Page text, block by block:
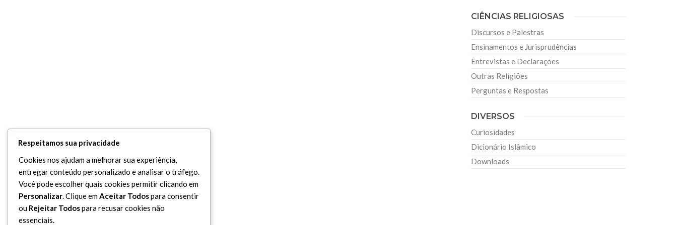
CIÊNCIAS RELIGIOSAS
Discursos e Palestras
Ensinamentos e Jurisprudências
Entrevistas e Declarações
Outras Religiões
Perguntas e Respostas
DIVERSOS
Curiosidades
Dicionário Islâmico
Downloads
Respeitamos sua privacidade
Cookies nos ajudam a melhorar sua experiência,
entregar conteúdo personalizado e analisar o tráfego.
Você pode escolher quais cookies permitir clicando em
Personalizar. Clique emAceitar Todospara consentir
ou Rejeitar Todospara recusar cookies não
essenciais.